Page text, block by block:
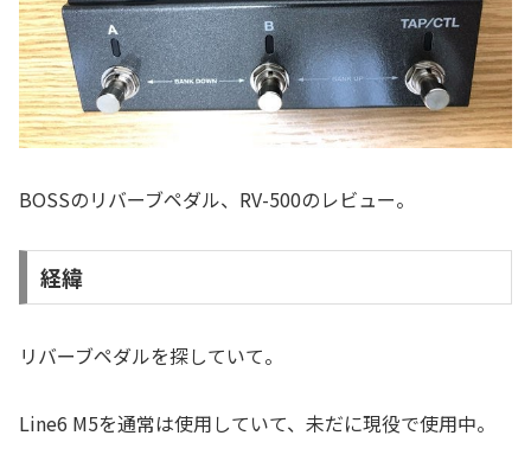
BOSSのリバーブペダル、RV-500のレビュー。
経緯
リバーブペダルを探していて。
Line6 M5を通常は使用していて、未だに現役で使用中。